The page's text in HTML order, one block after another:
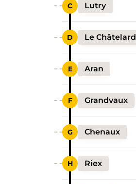
Lutry
Le Châtelard
Aran
Grandvaux
Chenaux
Riex